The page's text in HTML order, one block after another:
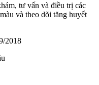
tư vấn và điều trị các
và theo dõi tăng huyết
2018